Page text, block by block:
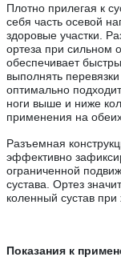
Плотно прилегая к
себя часть осевой
здоровые участки.
ортеза при сильном
обеспечивает
выполнять
оптимально
ноги выше и ниже
применения на
Разъемная
эффективно
ограниченной
сустава. Ортез
коленный сустав при
Показания к